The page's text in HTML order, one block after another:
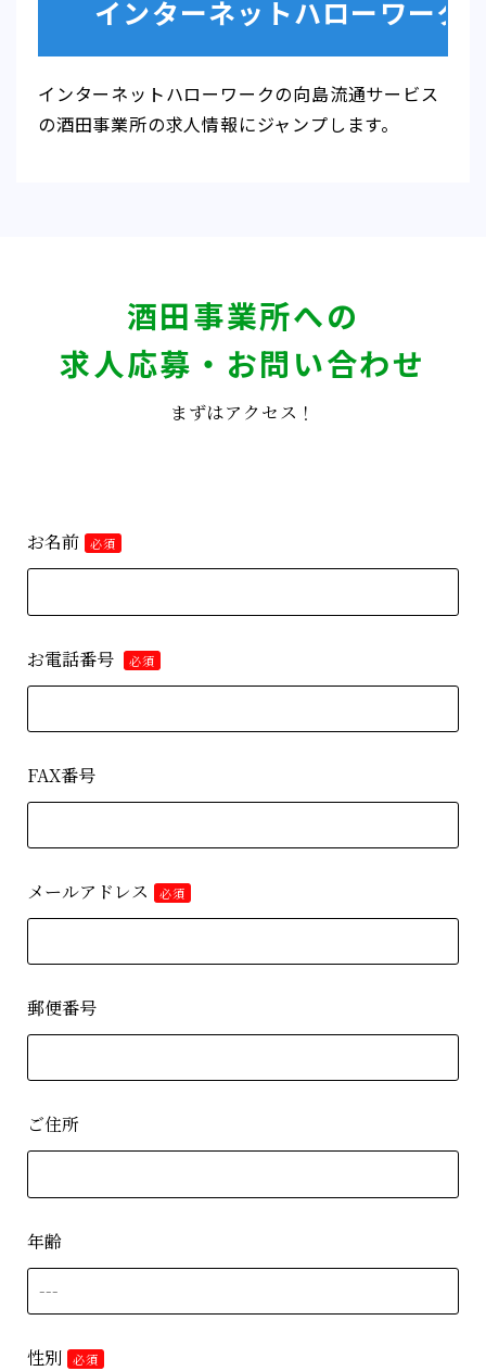
インターネットハローワークの向島流通サービス
の酒田事業所の求人情報にジャンプします。
酒田事業所への
求人応募・お問い合わせ
まずはアクセス！
お名前 必須
お電話番号 必須
FAX番号
メールアドレス 必須
郵便番号
ご住所
年齢
性別 必須